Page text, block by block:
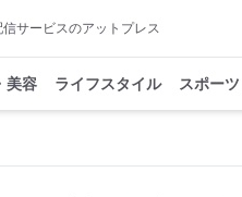
サービスのアットプレス
美容 ライフスタイル スポーツ